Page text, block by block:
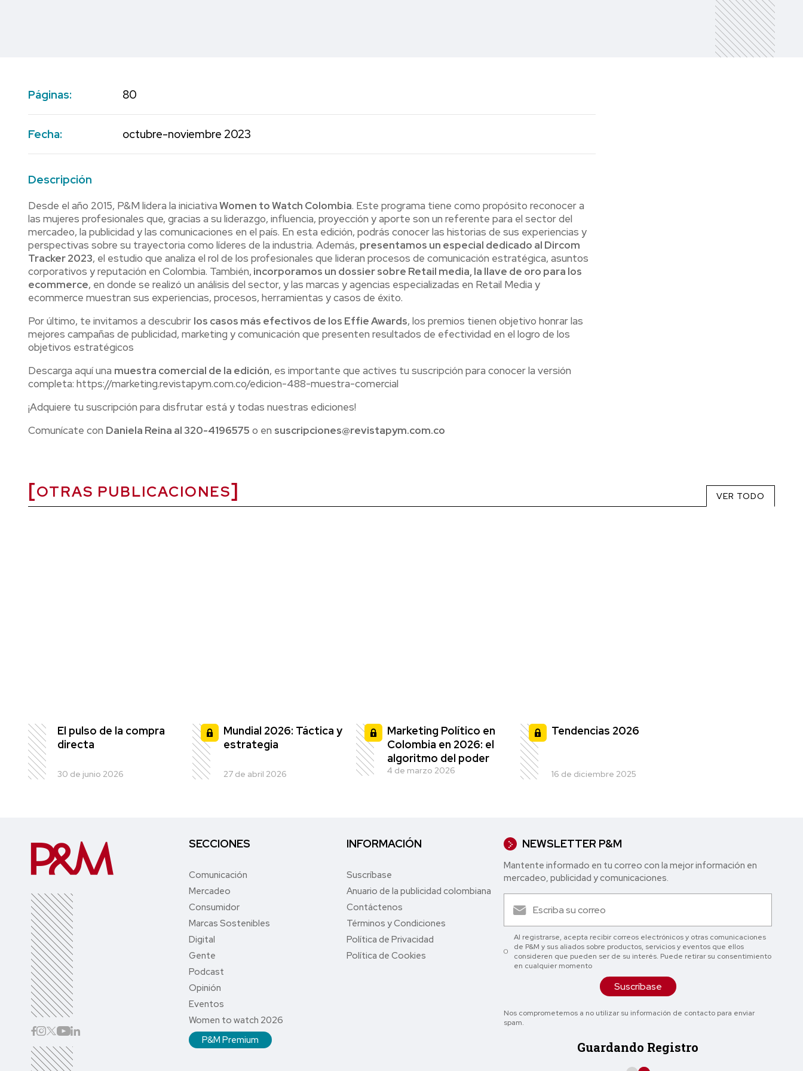
Páginas: 80
Fecha: octubre-noviembre 2023
Descripción
Desde el año 2015, P&M lidera la iniciativaWomen to Watch Colombia. Este programa tiene como propósito reconocer a
las mujeres profesionales que, gracias a su liderazgo, influencia, proyección y aporte son un referente para el sector del
mercadeo, la publicidad y las comunicaciones en el país. En esta edición, podrás conocer las historias de sus experiencias y
perspectivas sobre su trayectoria como líderes de la industria. Además, presentamos un especial dedicado al Dircom
Tracker 2023, el estudio que analiza el rol de los profesionales que lideran procesos de comunicación estratégica, asuntos
corporativos y reputación en Colombia. También, incorporamos un dossier sobre Retail media, la llave de oro para los
ecommerce, en donde se realizó un análisis del sector, y las marcas y agencias especializadas en Retail Media y
ecommerce muestran sus experiencias, procesos, herramientas y casos de éxito.
Por último, te invitamos a descubrir los casos más efectivos de los Effie Awards, los premios tienen objetivo honrar las
mejores campañas de publicidad, marketing y comunicación que presenten resultados de efectividad en el logro de los
objetivos estratégicos
Descarga aquí una muestra comercial de la edición, es importante que actives tu suscripción para conocer la versión
completa: https://marketing.revistapym.com.co/edicion-488-muestra-comercial
¡Adquiere tu suscripción para disfrutar está y todas nuestras ediciones!
Comunícate con Daniela Reina al 320-4196575 o en suscripciones@revistapym.com.co
OTRAS PUBLICACIONES VER TODO
El pulso de la compra
directa
30 de junio 2026
Mundial 2026: Táctica y
estrategia
27 de abril 2026
Marketing Político en
Colombia en 2026: el
algoritmo del poder
4 de marzo 2026
Tendencias 2026
16 de diciembre 2025
SECCIONES
Comunicación
Mercadeo
Consumidor
Marcas Sostenibles
Digital
Gente
Podcast
Opinión
Eventos
Women to watch 2026
P&M Premium
INFORMACIÓN
Suscríbase
Anuario de la publicidad colombiana
Contáctenos
Términos y Condiciones
Política de Privacidad
Política de Cookies
NEWSLETTER P&M
Mantente informado en tu correo con la mejor in formación en
mercadeo, publicidad y comunicaciones.
Al registrarse, acepta recibir correos electrónicos y otras comunicaciones
de P&M y sus aliados sobre productos, servicios y eventos que ellos
consideren que pueden ser de su interés. Puede retirar su consentimiento
en cualquier momento
Suscríbase
Nos comprometemos a no utilizar su información de contacto para enviar
spam.
Guardando Registro